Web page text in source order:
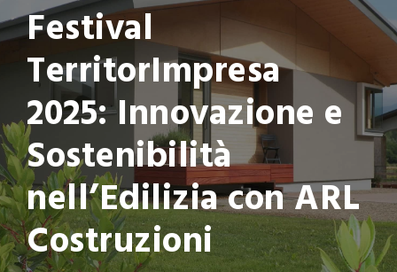
Festival
TerritorImpresa
2025: Innovazione e
Sostenibilità
nell’Edilizia con ARL
Costruzioni